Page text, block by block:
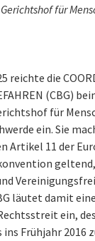
für
reichte die
(CBG)
für
ein. Sie
Artikel 11 der
läutet damit
ein,
Frühjahr 2016